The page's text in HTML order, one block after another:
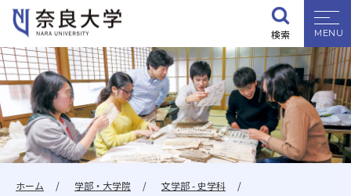
検索
大学紹介
学部・大学院
ホーム 学部・大学院
文学部 - 史学科